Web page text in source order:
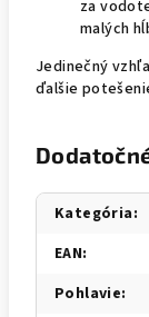
za
malých
Jedinečný
ďalšie
Kategória:
EAN:
Pohlavie: